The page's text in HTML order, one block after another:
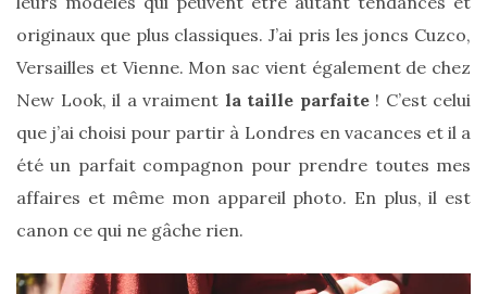
originaux que plus classiques. J’ai pris les joncs Cuzco,
Versailles et Vienne. Mon sac vient également de chez
New Look, il a vraiment la taille parfaite! C’est celui
que j’ai choisi pour partir à Londres en vacances et il a
été un parfait compagnon pour prendre toutes mes
affaires et même mon appareil photo. En plus, il est
canon ce qui ne gâche rien.